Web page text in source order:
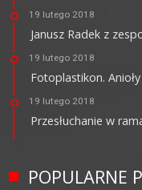
19 lutego 2018
Janusz Radek z
19 lutego 2018
Fotoplastikon.
19 lutego 2018
Przesłuchanie w
POPULARNE